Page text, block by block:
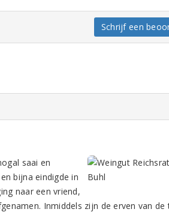
Schrijf een
saai en
bijna eindigde in
naar een vriend,
Inmiddels zijn de erven van de